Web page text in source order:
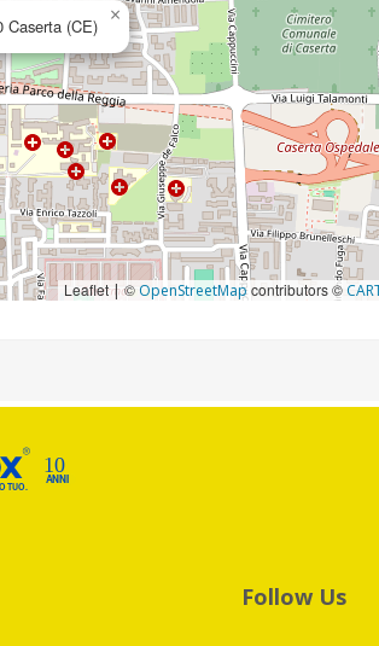
Caserta (CE) ×
Leaflet|© OpenStreetMapcontributors ©
Follow Us